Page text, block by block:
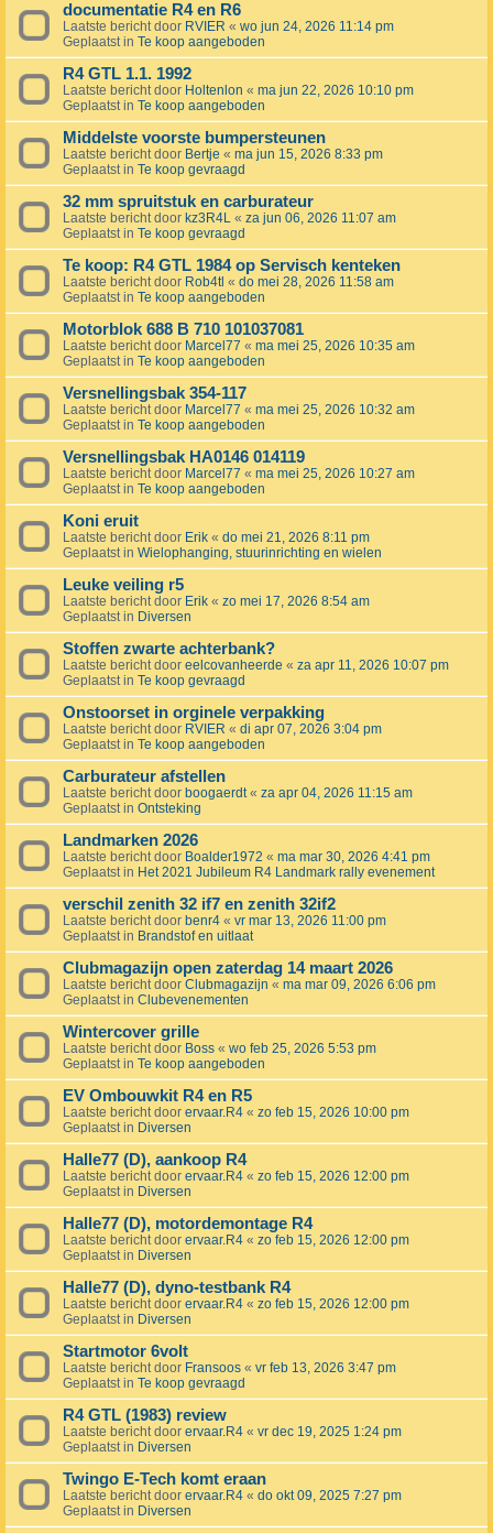
documentatie R4 en R6
Laatste bericht door RVIER « wo jun 24, 2026 11:14 pm
Geplaatst in Te koop aangeboden
R4 GTL 1.1. 1992
Laatste bericht door Holtenlon « ma jun 22, 2026 10:10 pm
Geplaatst in Te koop aangeboden
Middelste voorste bumpersteunen
Laatste bericht door Bertje « ma jun 15, 2026 8:33 pm
Geplaatst in Te koop gevraagd
32 mm spruitstuk en carburateur
Laatste bericht door kz3R4L « za jun 06, 2026 11:07 am
Geplaatst in Te koop gevraagd
Te koop: R4 GTL 1984 op Servisch kenteken
Laatste bericht door Rob4tl « do mei 28, 2026 11:58 am
Geplaatst in Te koop aangeboden
Motorblok 688 B 710 101037081
Laatste bericht door Marcel77 « ma mei 25, 2026 10:35 am
Geplaatst in Te koop aangeboden
Versnellingsbak 354-117
Laatste bericht door Marcel77 « ma mei 25, 2026 10:32 am
Geplaatst in Te koop aangeboden
Versnellingsbak HA0146 014119
Laatste bericht door Marcel77 « ma mei 25, 2026 10:27 am
Geplaatst in Te koop aangeboden
Koni eruit
Laatste bericht door Erik « do mei 21, 2026 8:11 pm
Geplaatst in Wielophanging, stuurinrichting en wielen
Leuke veiling r5
Laatste bericht door Erik « zo mei 17, 2026 8:54 am
Geplaatst in Diversen
Stoffen zwarte achterbank?
Laatste bericht door eelcovanheerde « za apr 11, 2026 10:07 pm
Geplaatst in Te koop gevraagd
Onstoorset in orginele verpakking
Laatste bericht door RVIER « di apr 07, 2026 3:04 pm
Geplaatst in Te koop aangeboden
Carburateur afstellen
Laatste bericht door boogaerdt« za apr 04, 2026 11:15 am
Geplaatst in Ontsteking
Landmarken 2026
Laatste bericht door Boalder1972 « ma mar 30, 2026 4:41 pm
Geplaatst in Het 2021 Jubileum R4 Landmark rally evenement
verschil zenith 32 if7 en zenith 32if2
Laatste bericht door benr4 « vr mar 13, 2026 11:00 pm
Geplaatst in Brandstof en uitlaat
Clubmagazijn open zaterdag 14 maart 2026
Laatste bericht door Clubmagazijn « ma mar 09, 2026 6:06 pm
Geplaatst in Clubevenementen
Wintercover grille
Laatste bericht door Boss « wo feb 25, 2026 5:53 pm
Geplaatst in Te koop aangeboden
EV Ombouwkit R4 en R5
Laatste bericht door ervaar.R4 « zo feb 15, 2026 10:00 pm
Geplaatst in Diversen
Halle77 (D), aankoop R4
Laatste bericht door ervaar.R4 « zo feb 15, 2026 12:00 pm
Geplaatst in Diversen
Halle77 (D), motordemontage R4
Laatste bericht door ervaar.R4 « zo feb 15, 2026 12:00 pm
Geplaatst in Diversen
Halle77 (D), dyno-testbank R4
Laatste bericht door ervaar.R4 « zo feb 15, 2026 12:00 pm
Geplaatst in Diversen
Startmotor 6volt
Laatste bericht door Fransoos « vr feb 13, 2026 3:47 pm
Geplaatst in Te koop gevraagd
R4 GTL (1983) review
Laatste bericht door ervaar.R4 « vr dec 19, 2025 1:24 pm
Geplaatst in Diversen
Twingo E-Tech komt eraan
Laatste bericht door ervaar.R4 « do okt 09, 2025 7:27 pm
Geplaatst in Diversen